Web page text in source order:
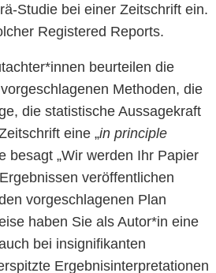
Studie bei einer Zeitschrift ein.
Registered Reports.
beurteilen die
Methoden, die
die statistische Aussagekraft
eine „in principle
besagt „Wir werden Ihr Papier
veröffentlichen
vorgeschlagenen Plan
haben Sie als Autor*in eine
bei insignifikanten
Ergebnisinterpretationen